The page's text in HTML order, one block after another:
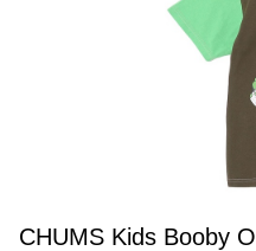
CHUMS Kids Booby